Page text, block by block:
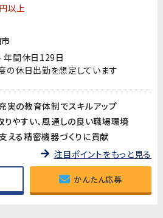
以上
年間休日129日
休日出勤を想定しています
実の教育体制でスキルアップ
りやすい、風通しの良い職場環境
える精密機器づくりに貢献
注目ポイントをもっと見る
かんたん応募